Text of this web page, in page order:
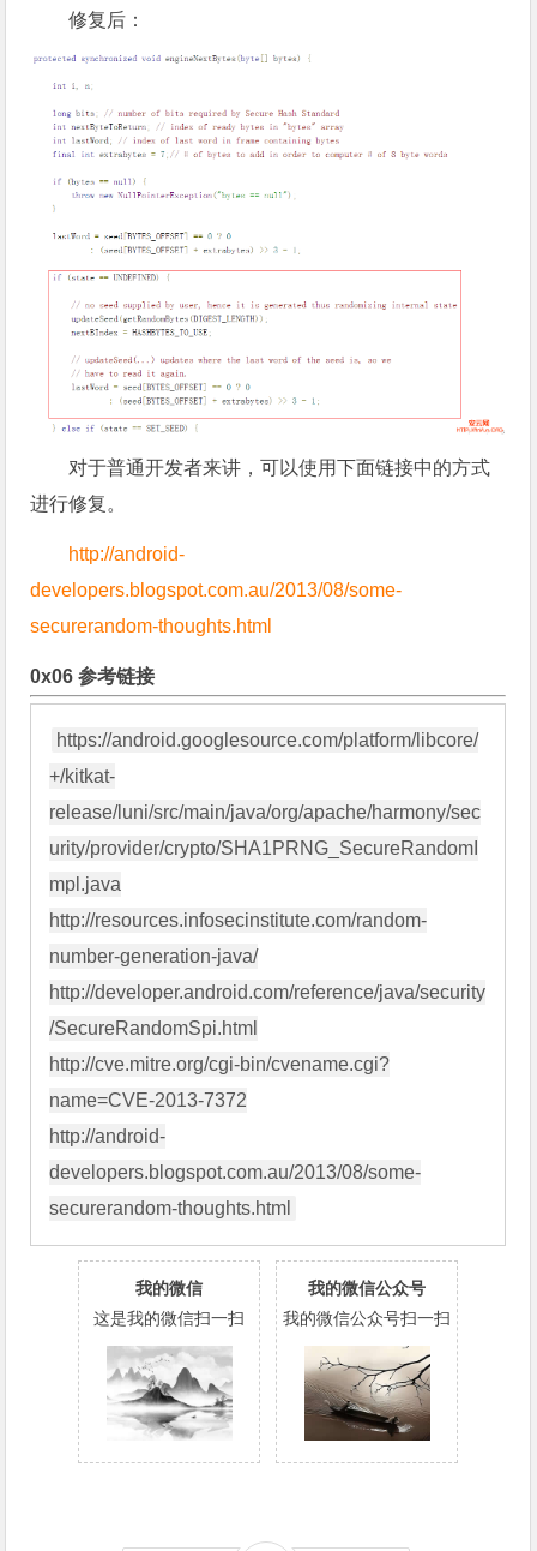
修复后：
对于普通开发者来讲，可以使用下面链接中的方式
进行修复。
http://android-
developers.blogspot.com.au/2013/08/some-
securerandom-thoughts.html
0x06 参考链接
https://android.googlesource.com/platform/libcore/
+/kitkat-
release/luni/src/main/java/org/apache/harmony/sec
urity/provider/crypto/SHA1PRNG_SecureRandomI
mpl.java
http://resources.infosecinstitute.com/random-
number-generation-java/
http://developer.android.com/reference/java/security
/SecureRandomSpi.html
http://cve.mitre.org/cgi-bin/cvename.cgi?
name=CVE-2013-7372
http://android-
developers.blogspot.com.au/2013/08/some-
我的微信
这是我的微信扫一扫
我的微信公众号
我的微信公众号扫一扫